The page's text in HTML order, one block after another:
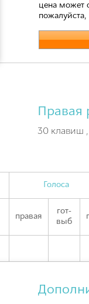
цена может
пожалуйста,
Правая
30 клавиш ,
Голоса
правая
гот-
выб